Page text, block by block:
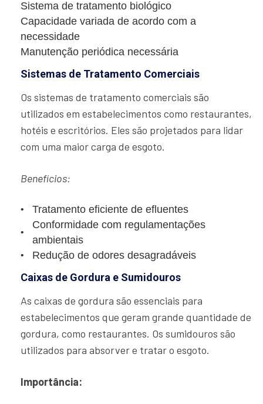
Sistema de tratamento biológico
Capacidade variada de acordo com a
necessidade
Manutenção periódica necessária
Sistemas de Tratamento Comerciais
Os sistemas de tratamento comerciais são
utilizados em estabelecimentos como restaurantes,
hotéis e escritórios. Eles são projetados para lidar
com uma maior carga de esgoto.
Benefícios:
Tratamento eficiente de efluentes
Conformidade com regulamentações
ambientais
Redução de odores desagradáveis
Caixas de Gordura e Sumidouros
As caixas de gordura são essenciais para
estabelecimentos que geram grande quantidade de
gordura, como restaurantes. Os sumidouros são
utilizados para absorver e tratar o esgoto.
Importância: